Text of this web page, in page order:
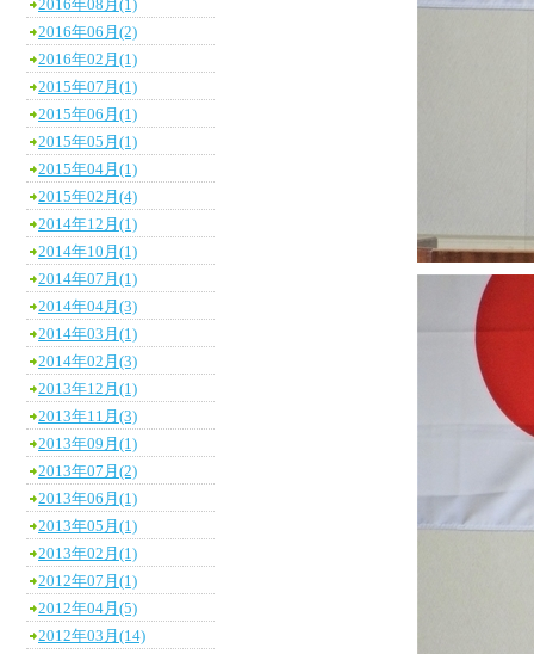
2016年08月(1)
2016年06月(2)
2016年02月(1)
2015年07月(1)
2015年06月(1)
2015年05月(1)
2015年04月(1)
2015年02月(4)
2014年12月(1)
2014年10月(1)
2014年07月(1)
2014年04月(3)
2014年03月(1)
2014年02月(3)
2013年12月(1)
2013年11月(3)
2013年09月(1)
2013年07月(2)
2013年06月(1)
2013年05月(1)
2013年02月(1)
2012年07月(1)
2012年04月(5)
2012年03月(14)